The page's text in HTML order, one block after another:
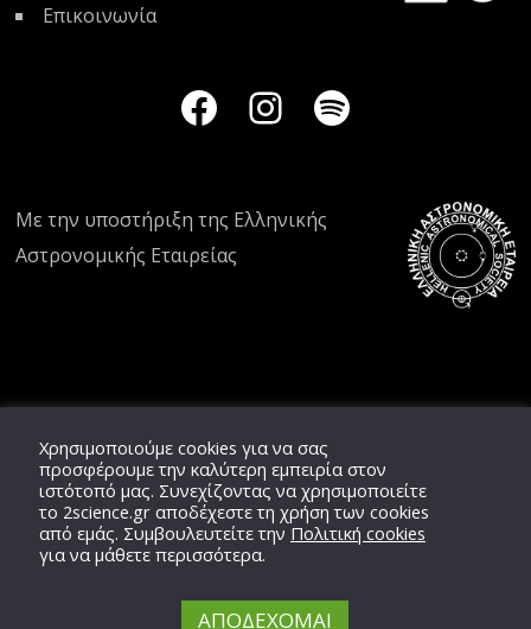
Επικοινωνία
Με την υποστήριξη της Ελληνικής
Αστρονομικής Εταιρείας
Χρησιμοποιούμε cookies για να σας
προσφέρουμε την καλύτερη εμπειρία στον
ιστότοπό μας. Συνεχίζοντας να χρησιμοποιείτε
το 2science.grαποδέχεστε τη χρήση των cookies
από εμάς. Συμβουλευτείτε την Πολιτική cookies
για να μάθετε περισσότερα.
ΑΠΟΔΕΧΟΜΑΙ